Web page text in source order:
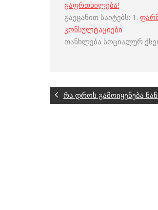
გაფრთხილება!
გაეცანით საიტებს: 1.
კონსულტაციები
თანხლება სოციალურ
რა დროს გამოიყენება